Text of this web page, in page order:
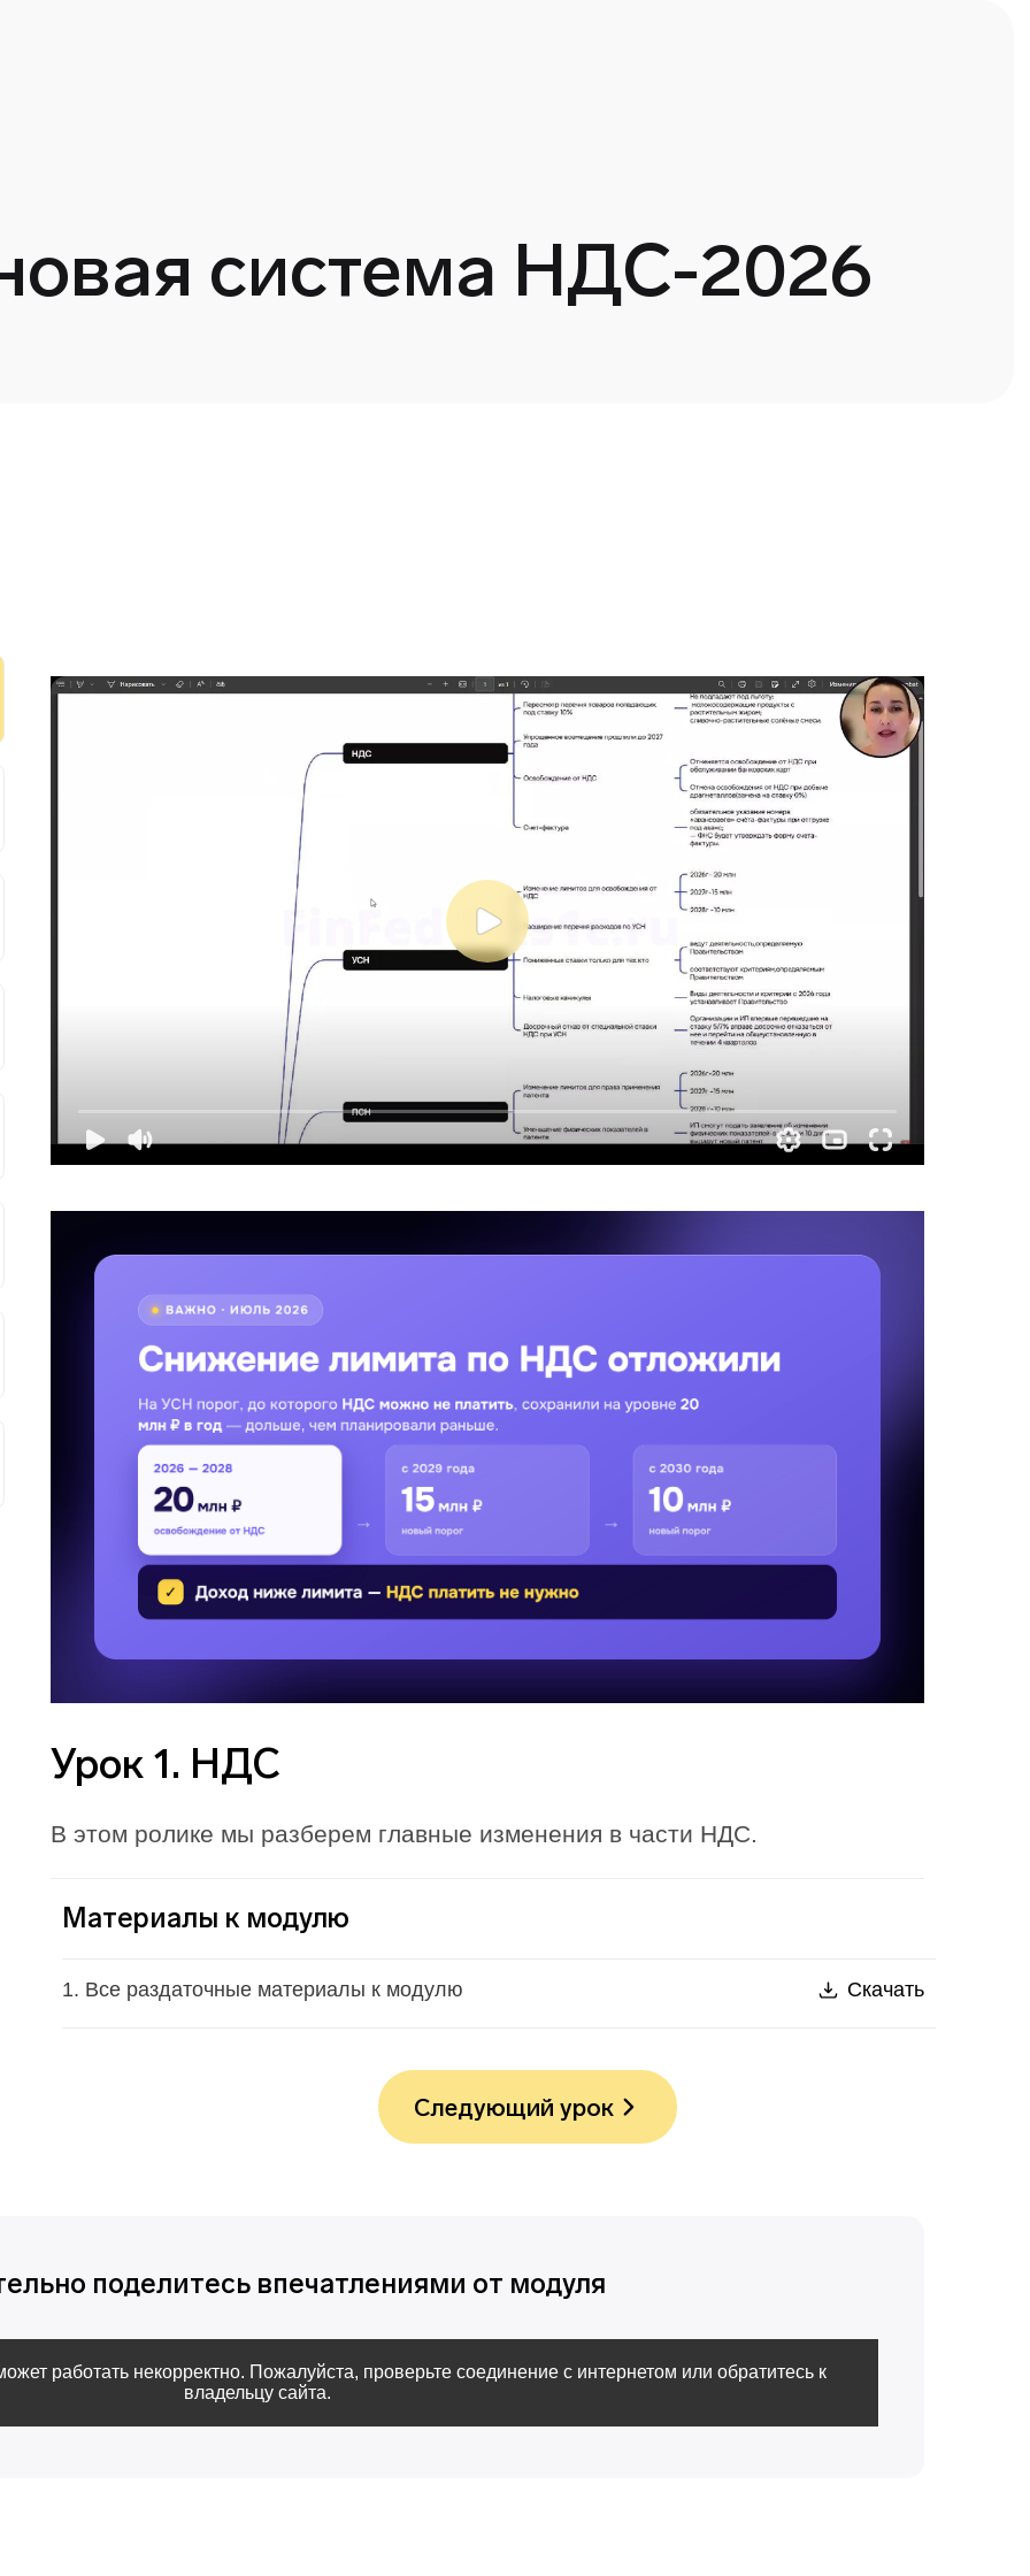
система НДС-2026
Урок 1. НДС
Следующий урок
В этом ролике мы разберем главные изменения в части НДС.
1. Все раздаточные материалы к модулю
Материалы к модулю
Скачать
поделитесь впечатлениями от модуля
работать некорректно. Пожалуйста, проверьте соединение с интернетом или обратитесь к
владельцу сайта.